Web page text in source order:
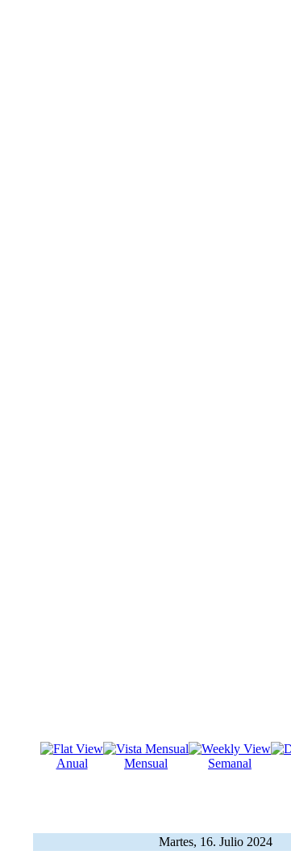
Anual Mensual Semanal
Martes, 16. Julio 2024